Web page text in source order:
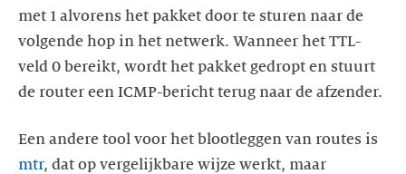
met 1 alvorens het pakket door te sturen naar de
volgende hop in het netwerk. Wanneer het TTL-
veld 0 bereikt, wordt het pakket gedropt en stuurt
de router een ICMP-bericht terug naar de afzender.
Een andere tool voor het blootleggen van routes is
mtr, dat op vergelijkbare wijze werkt, maar